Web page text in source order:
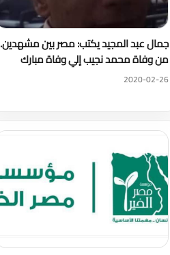
جمال عبد المجيد يكتب: مصر بين مشهدين.
من وفاة محمد نجيب إلي وفاة مبارك
2020-02-26